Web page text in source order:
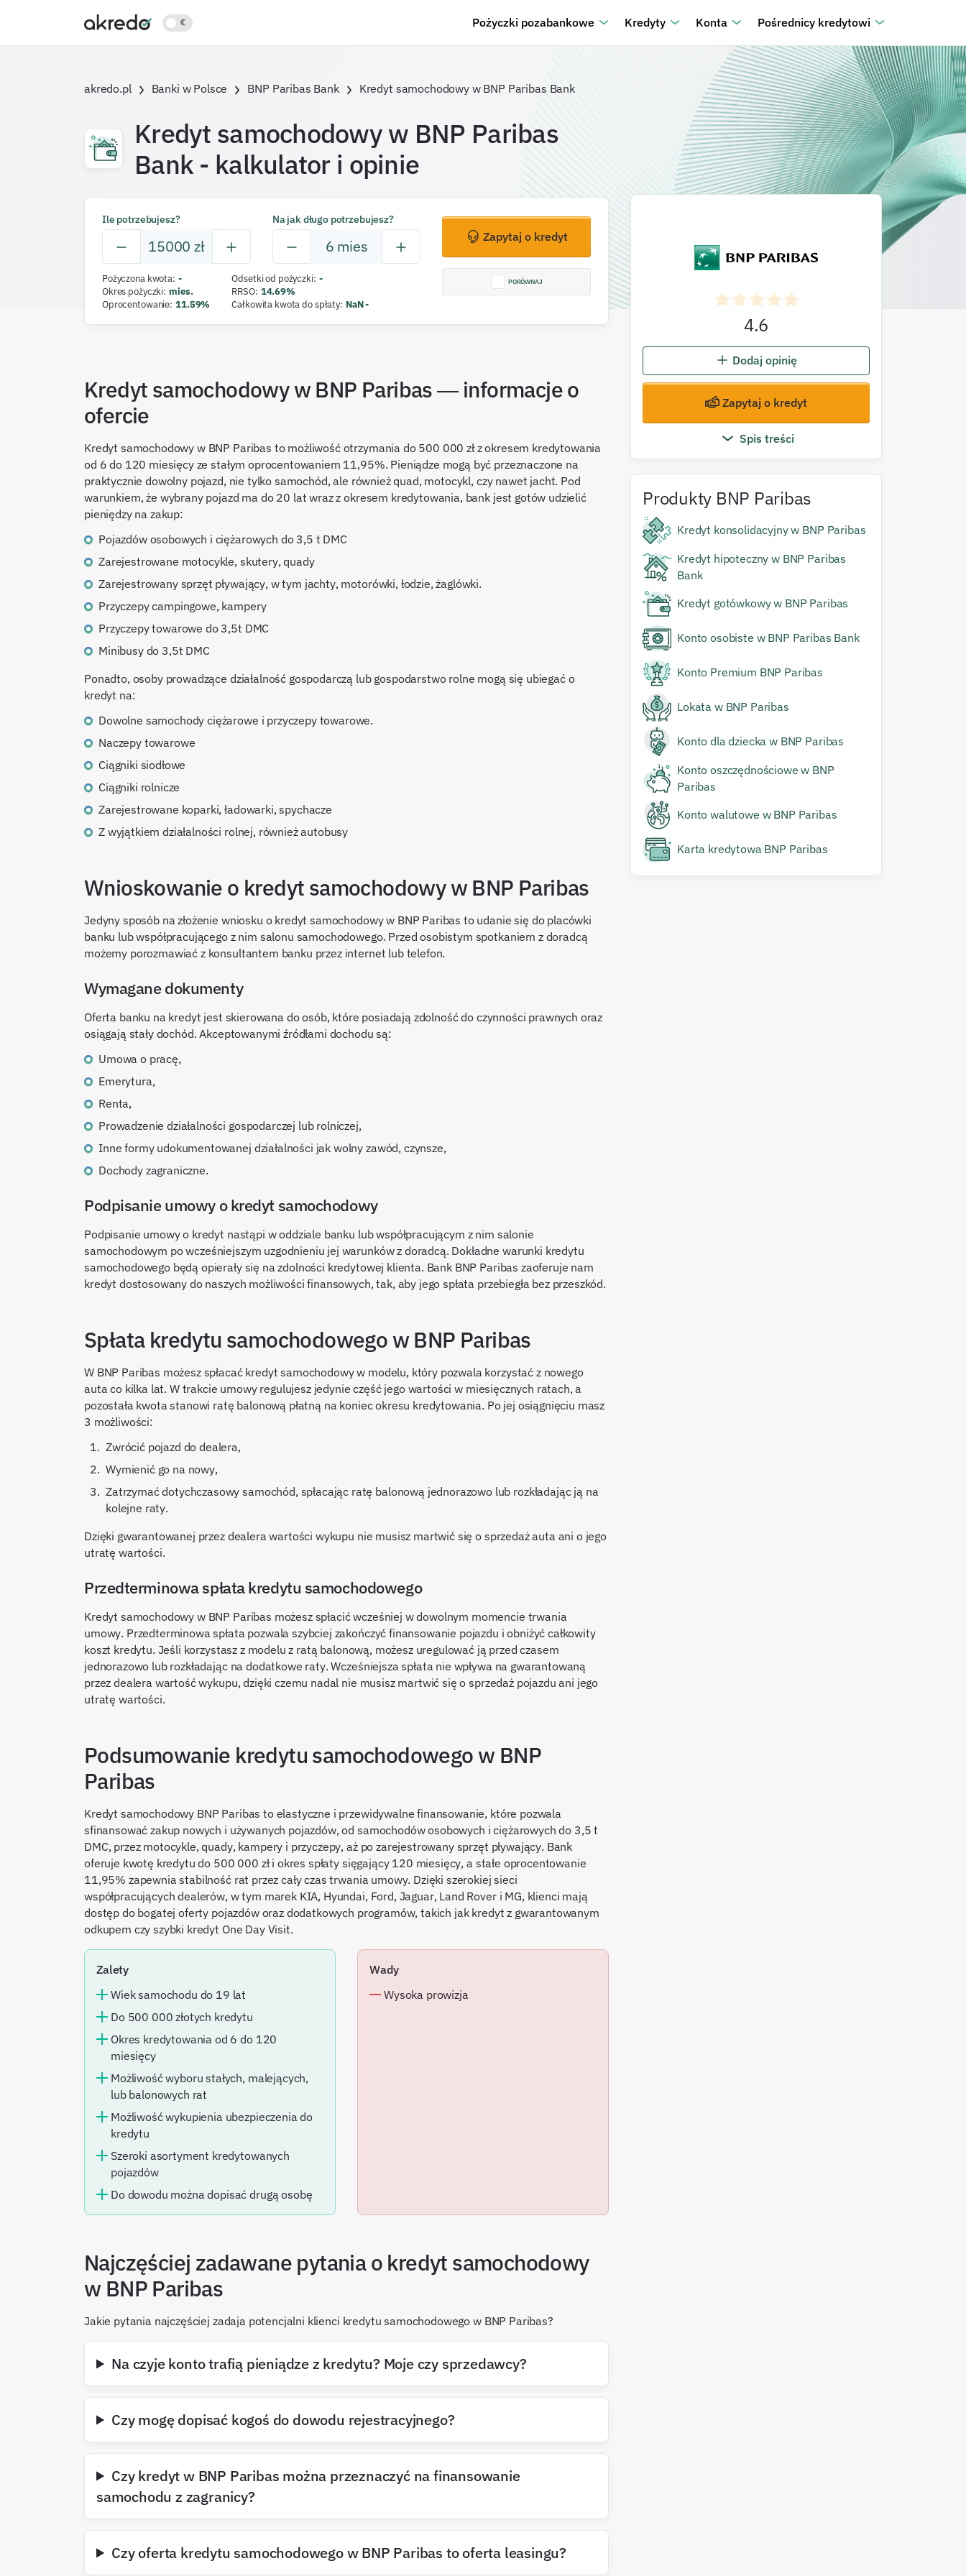
Pożyczki pozabankowe Kredyty Konta Pośrednicy kredytowi
akredo.pl Banki w Polsce BNP Paribas Bank Kredyt samochodowy w BNP Paribas Bank
Kredyt samochodowy w BNP Paribas
Bank - kalkulator i opinie
4.6
Dodaj opinię
Zapytaj o kredyt
Spis treści
Produkty BNP Paribas
Kredyt konsolidacyjny w BNP Paribas
Kredyt hipoteczny w BNP Paribas
Bank
Kredyt gotówkowy w BNP Paribas
Konto osobiste w BNP Paribas Bank
Konto Premium BNP Paribas
Lokata w BNP Paribas
Konto dla dziecka w BNP Paribas
Konto oszczędnościowe w BNP
Paribas
Konto walutowe w BNP Paribas
Karta kredytowa BNP Paribas
Ile potrzebujesz?
15000 zł
Na jak długo potrzebujesz?
6 mies
Pożyczona kwota: -
Okres pożyczki: mies.
Oprocentowanie: 11.59%
Odsetki od pożyczki: -
RRSO: 14.69%
Całkowita kwota do spłaty: NaN-
Zapytaj o kredyt
PORÓWNAJ
Kredyt samochodowy w BNP Paribas — informacje o
ofercie
Kredyt samochodowy w BNP Paribas to możliwość otrzymania do 500 000 zł z okresem kredytowania
od 6 do 120 miesięcy ze stałym oprocentowaniem 11,95%. Pieniądze mogą być przeznaczone na
praktycznie dowolny pojazd, nie tylko samochód, ale również quad, motocykl, czy nawet jacht. Pod
warunkiem, że wybrany pojazd ma do 20 lat wraz z okresem kredytowania, bank jest gotów udzielić
pieniędzy na zakup:
Pojazdów osobowych i ciężarowych do 3,5 t DMC
Zarejestrowane motocykle, skutery, quady
Zarejestrowany sprzęt pływający, w tym jachty, motorówki, łodzie, żaglówki.
Przyczepy campingowe, kampery
Przyczepy towarowe do 3,5t DMC
Minibusy do 3,5t DMC
Ponadto, osoby prowadzące działalność gospodarczą lub gospodarstwo rolne mogą się ubiegać o
kredyt na:
Dowolne samochody ciężarowe i przyczepy towarowe.
Naczepy towarowe
Ciągniki siodłowe
Ciągniki rolnicze
Zarejestrowane koparki, ładowarki, spychacze
Z wyjątkiem działalności rolnej, również autobusy
Wnioskowanie o kredyt samochodowy w BNP Paribas
Jedyny sposób na złożenie wniosku o kredyt samochodowy w BNP Paribas to udanie się do placówki
banku lub współpracującego z nim salonu samochodowego. Przed osobistym spotkaniem z doradcą
możemy porozmawiać z konsultantem banku przez internet lub telefon.
Wymagane dokumenty
Oferta banku na kredyt jest skierowana do osób, które posiadają zdolność do czynności prawnych oraz
osiągają stały dochód. Akceptowanymi źródłami dochodu są:
Umowa o pracę,
Emerytura,
Renta,
Prowadzenie działalności gospodarczej lub rolniczej,
Inne formy udokumentowanej działalności jak wolny zawód, czynsze,
Dochody zagraniczne.
Podpisanie umowy o kredyt samochodowy
Podpisanie umowy o kredyt nastąpi w oddziale banku lub współpracującym z nim salonie
samochodowym po wcześniejszym uzgodnieniu jej warunków z doradcą. Dokładne warunki kredytu
samochodowego będą opierały się na zdolności kredytowej klienta. Bank BNP Paribas zaoferuje nam
kredyt dostosowany do naszych możliwości finansowych, tak, aby jego spłata przebiegła bez przeszkód.
Spłata kredytu samochodowego w BNP Paribas
W BNP Paribas możesz spłacać kredyt samochodowy w modelu, który pozwala korzystać z nowego
auta co kilka lat. W trakcie umowy regulujesz jedynie część jego wartości w miesięcznych ratach, a
pozostała kwota stanowi ratę balonową płatną na koniec okresu kredytowania. Po jej osiągnięciu masz
3 możliwości:
zwrócić pojazd do dealera,
wymienić go na nowy,
zatrzymać dotychczasowy samochód, spłacając ratę balonową jednorazowo lub rozkładając ją na
kolejne raty.
Dzięki gwarantowanej przez dealera wartości wykupu nie musisz martwić się o sprzedaż auta ani o jego
utratę wartości.
Przedterminowa spłata kredytu samochodowego
Kredyt samochodowy w BNP Paribas możesz spłacić wcześniej w dowolnym momencie trwania
umowy. Przedterminowa spłata pozwala szybciej zakończyć finansowanie pojazdu i obniżyć całkowity
koszt kredytu. Jeśli korzystasz z modelu z ratą balonową, możesz uregulować ją przed czasem
jednorazowo lub rozkładając na dodatkowe raty. Wcześniejsza spłata nie wpływa na gwarantowaną
przez dealera wartość wykupu, dzięki czemu nadal nie musisz martwić się o sprzedaż pojazdu ani jego
utratę wartości.
Podsumowanie kredytu samochodowego w BNP
Paribas
Kredyt samochodowy BNP Paribas to elastyczne i przewidywalne finansowanie, które pozwala
sfinansować zakup nowych i używanych pojazdów, od samochodów osobowych i ciężarowych do 3,5 t
DMC, przez motocykle, quady, kampery i przyczepy, aż po zarejestrowany sprzęt pływający. Bank
oferuje kwotę kredytu do 500 000 zł i okres spłaty sięgający 120 miesięcy, a stałe oprocentowanie
11,95% zapewnia stabilność rat przez cały czas trwania umowy. Dzięki szerokiej sieci
współpracujących dealerów, w tym marek KIA, Hyundai, Ford, Jaguar, Land Rover i MG, klienci mają
dostęp do bogatej oferty pojazdów oraz dodatkowych programów, takich jak kredyt z gwarantowanym
odkupem czy szybki kredyt One Day Visit.
Zalety
Wiek samochodu do 19 lat
Do 500 000 złotych kredytu
Okres kredytowania od 6 do 120
miesięcy
Możliwość wyboru stałych, malejących,
lub balonowych rat
Możliwość wykupienia ubezpieczenia do
kredytu
Szeroki asortyment kredytowanych
pojazdów
Do dowodu można dopisać drugą osobę
Wady
Wysoka prowizja
Najczęściej zadawane pytania o kredyt samochodowy
w BNP Paribas
Jakie pytania najczęściej zadaja potencjalni klienci kredytu samochodowego w BNP Paribas?
Na czyje konto trafią pieniądze z kredytu? Moje czy sprzedawcy?
Czy mogę dopisać kogoś do dowodu rejestracyjnego?
Czy kredyt w BNP Paribas można przeznaczyć na finansowanie
samochodu z zagranicy?
Czy oferta kredytu samochodowego w BNP Paribas to oferta leasingu?